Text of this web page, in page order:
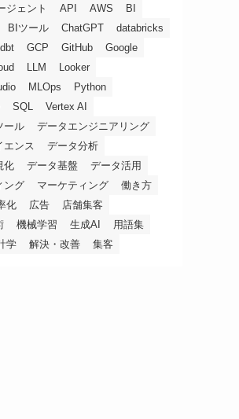
ジェント API AWS
BI
BIツール ChatGPT
databricks
dbt GCP GitHub
Google
LLM
Looker
MLOps
Python
SQL
Vertex AI
ール
データエンジニアリング
エンス
データ分析
化
データ基盤
データ活用
ング
マーケティング
働き方
化 広告
店舗集客
機械学習 生成AI
用語集
学 解決・改善 集客